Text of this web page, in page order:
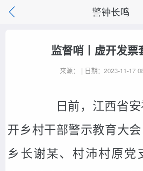
警钟长鸣
监督哨丨虚开发票
来源： | 日期：2023-11-17
日前，江西省安
开乡村干部警示教育大
乡长谢某、村沛村原党